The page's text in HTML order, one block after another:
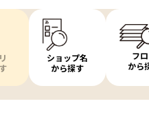
ショップ名
から探す
フ
から